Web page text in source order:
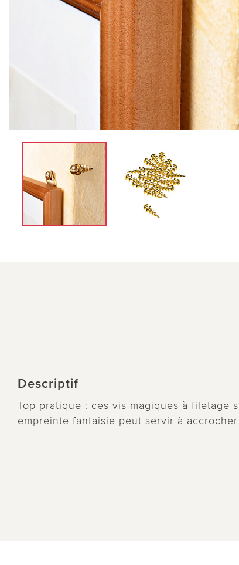
Descriptif
Top pratique : ces vis magiques à filetage
empreinte fantaisie peut servir à